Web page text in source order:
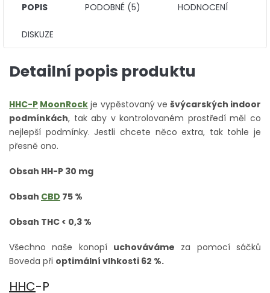
POPIS PODOBNÉ (5) HODNOCENÍ
DISKUZE
Detailní popis produktu
HHC-P MoonRock je vypěstovaný ve švýcarských indoor
podmínkách, tak aby v kontrolovaném prostředí měl co
nejlepší podmínky. Jestli chcete něco extra, tak tohle je
přesně ono.
Obsah HH-P 30 mg
Obsah CBD 75 %
Obsah THC < 0,3 %
Všechno naše konopí uchováváme za pomocí sáčků
Boveda při optimální vlhkosti 62 %.
HHC-P